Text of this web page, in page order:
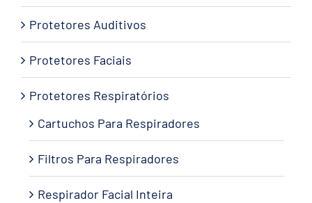
Protetores Auditivos
Protetores Faciais
Protetores Respiratórios
Cartuchos Para Respiradores
Filtros Para Respiradores
Respirador Facial Inteira